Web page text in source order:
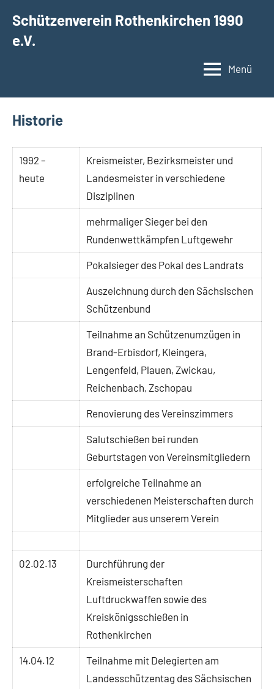
Inhalt
springen
Schützenverein Rothenkirchen 1990
e.V.
Menü
Historie
1992 –
heute
Kreismeister, Bezirksmeister und
Landesmeister in verschiedene
Disziplinen
mehrmaliger Sieger bei den
Rundenwettkämpfen Luftgewehr
Pokalsieger des Pokal des Landrats
Auszeichnung durch den Sächsischen
Schützenbund
Teilnahme an Schützenumzügen in
Brand-Erbisdorf, Kleingera,
Lengenfeld, Plauen, Zwickau,
Reichenbach, Zschopau
Renovierung des Vereinszimmers
Salutschießen bei runden
Geburtstagen von Vereinsmitgliedern
erfolgreiche Teilnahme an
verschiedenen Meisterschaften durch
Mitglieder aus unserem Verein
02.02.13
Durchführung der
Kreismeisterschaften
Luftdruckwaffen sowie des
Kreiskönigsschießen in
Rothenkirchen
14.04.12
Teilnahme mit Delegierten am
Landesschützentag des Sächsischen